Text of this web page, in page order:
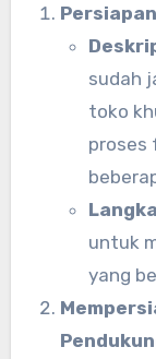
sudah
toko
proses
untuk
yang